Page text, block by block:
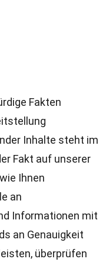
Fakten
Inhalte steht im
Fakt auf unserer
Ihnen
an
Informationen mit
an Genauigkeit
überprüfen